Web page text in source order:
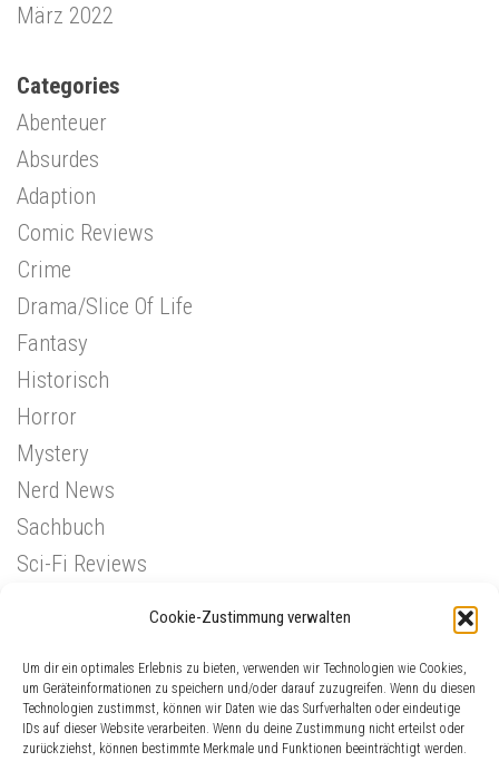
Cookie-Zustimmung verwalten
Um dir ein optimales Erlebnis zu bieten, verwenden wir Technologien wie Cookies,
um Geräteinformationen zu speichern und/oder darauf zuzugreifen. Wenn du diesen
Technologien zustimmst, können wir Daten wie das Surfverhalten oder eindeutige
IDs auf dieser Website verarbeiten. Wenn du deine Zustimmung nicht erteilst oder
zurückziehst, können bestimmte Merkmale und Funktionen beeinträchtigt werden.
März 2022
Categories
Abenteuer
Absurdes
Adaption
Comic Reviews
Crime
Drama/Slice Of Life
Fantasy
Historisch
Horror
Mystery
Nerd News
Sachbuch
Sci-Fi Reviews